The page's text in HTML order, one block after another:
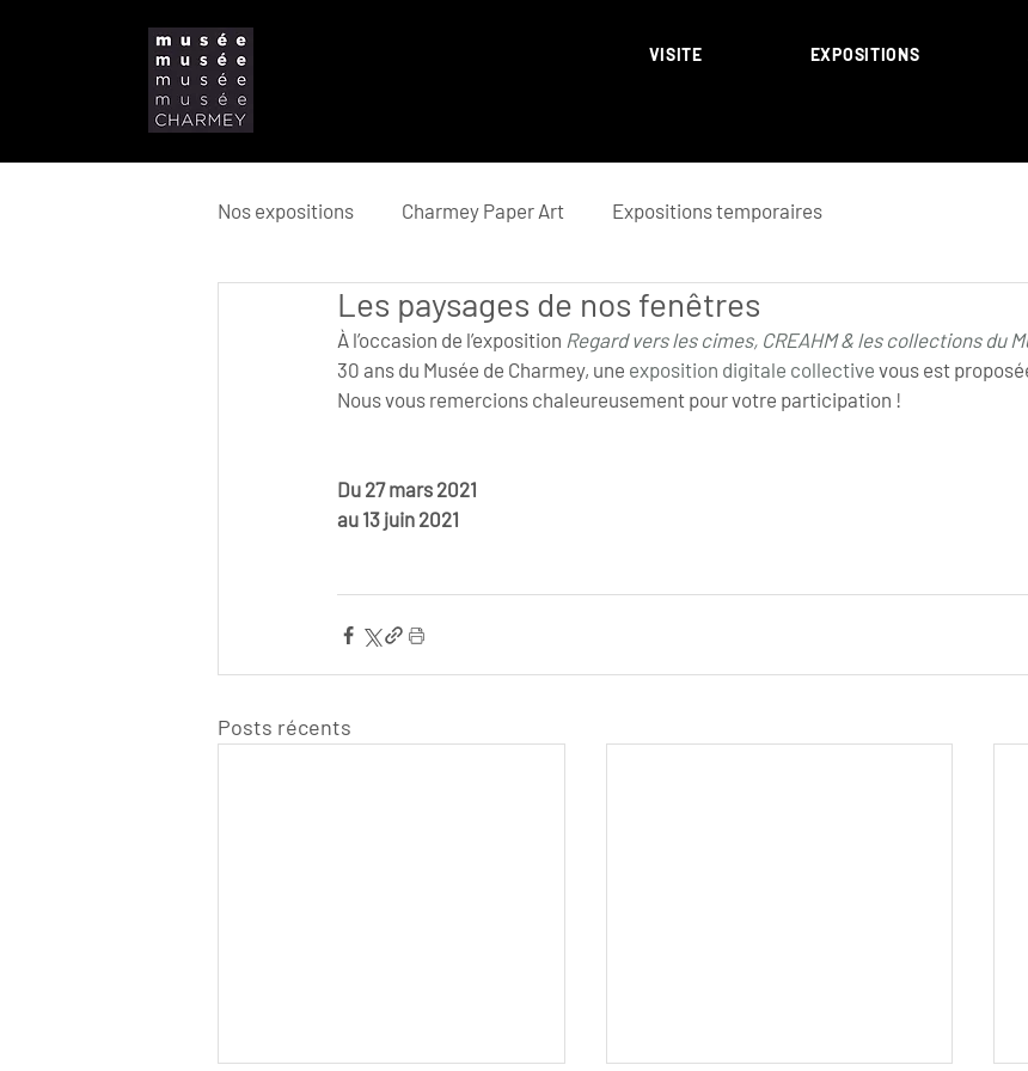
VISITE EXPOSITIONS
Nos expositions Charmey Paper Art Expositions temporaires
Les paysages de nos fenêtres
À l’occasion de l’exposition Regard vers les cimes, CREAHM & les collections du
30 ans du Musée de Charmey, une exposition digitale collective vous est
Nous vous remercions chaleureusement pour votre participation !
Du 27 mars 2021
au 13 juin 2021
Posts récents